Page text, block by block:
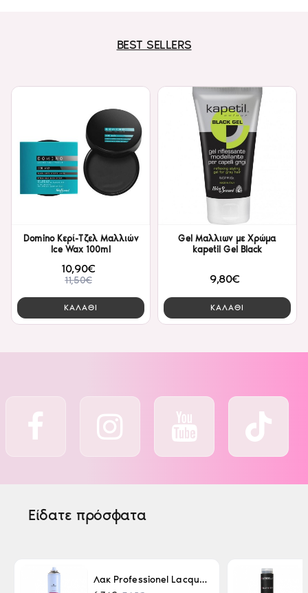
BEST SELLERS
Domino Κερί-Τζελ Μαλλιών
Ice Wax 100ml
10,90€
11,50€
ΚΑΛΑΘΙ
Gel Μαλλιων με Χρώμα
kapetil Gel Black
9,80€
ΚΑΛΑΘΙ
Είδατε πρόσφατα
Λακ Professionel Lacque Super Strong 500ml